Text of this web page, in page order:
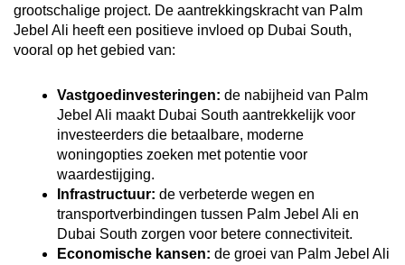
grootschalige project. De aantrekkingskracht van Palm
Jebel Ali heeft een positieve invloed op Dubai South,
vooral op het gebied van:
Vastgoedinvesteringen: de nabijheid van Palm
Jebel Ali maakt Dubai South aantrekkelijk voor
investeerders die betaalbare, moderne
woningopties zoeken met potentie voor
waardestijging.
Infrastructuur: de verbeterde wegen en
transportverbindingen tussen Palm Jebel Ali en
Dubai South zorgen voor betere connectiviteit.
Economische kansen: de groei van Palm Jebel Ali